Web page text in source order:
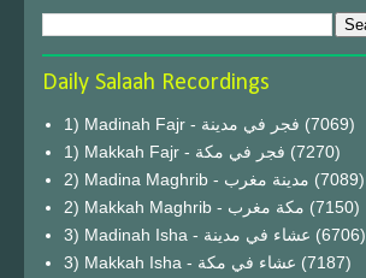
Daily Salaah Recordings
1) Madinah Fajr - فجر في مدينة (7069)
1) Makkah Fajr - فجر في مكة (7270)
2) Madina Maghrib - مدينة مغرب (7089)
2) Makkah Maghrib - مكة مغرب (7150)
3) Madinah Isha - عشاء في مدينة (6706)
3) Makkah Isha - عشاء في مكة (7187)